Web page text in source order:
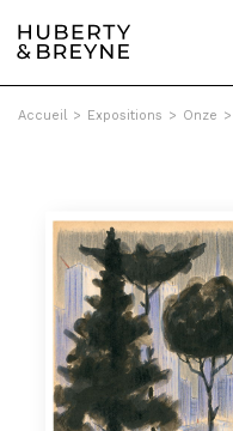
Accueil > Expositions > Onze >